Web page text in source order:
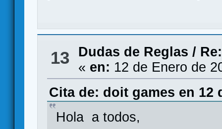
13 Dudas de Reglas /
« en: 12 de Enero de
Cita de: doit games en 12
Hola a todos,